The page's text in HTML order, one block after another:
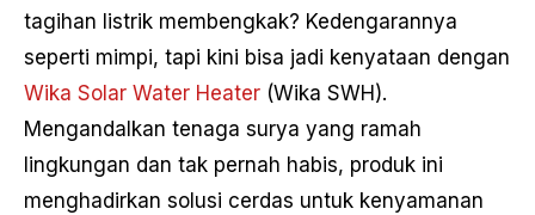
tagihan listrik membengkak? Kedengarannya
seperti mimpi, tapi kini bisa jadi kenyataan dengan
Wika Solar Water Heater (Wika SWH).
Mengandalkan tenaga surya yang ramah
lingkungan dan tak pernah habis, produk ini
menghadirkan solusi cerdas untuk kenyamanan